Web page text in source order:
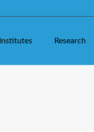
Institutes Research